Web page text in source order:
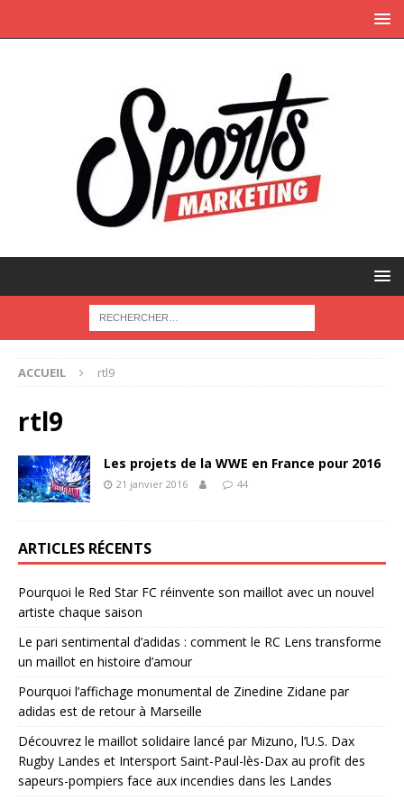
ACCUEIL rtl9
rtl9
Les projets de la WWE en France pour 2016
21 janvier 2016 44
ARTICLES RÉCENTS
Pourquoi le Red Star FC réinvente son maillot avec un nouvel
artiste chaque saison
Le pari sentimental d’adidas : comment le RC Lens transforme
un maillot en histoire d’amour
Pourquoi l’affichage monumental de Zinedine Zidane par
adidas est de retour à Marseille
Découvrez le maillot solidaire lancé par Mizuno, l’U.S. Dax
Rugby Landes et Intersport Saint-Paul-lès-Dax au profit des
sapeurs-pompiers face aux incendies dans les Landes